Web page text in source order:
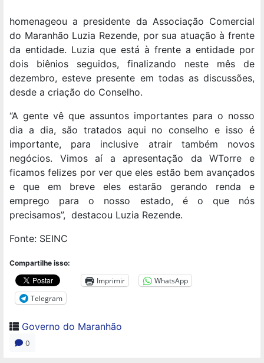
homenageou a presidente da Associação Comercial
do Maranhão Luzia Rezende, por sua atuação à frente
da entidade. Luzia que está à frente a entidade por
dois biênios seguidos, finalizando neste mês de
dezembro, esteve presente em todas as discussões,
desde a criação do Conselho.
“A gente vê que assuntos importantes para o nosso
dia a dia, são tratados aqui no conselho e isso é
importante, para inclusive atrair também novos
negócios. Vimos aí a apresentação da WTorre e
ficamos felizes por ver que eles estão bem avançados
e que em breve eles estarão gerando renda e
emprego para o nosso estado, é o que nós
precisamos”, destacou Luzia Rezende.
Fonte: SEINC
Compartilhe isso:
Imprimir
WhatsApp
Telegram
Governo do Maranhão
0